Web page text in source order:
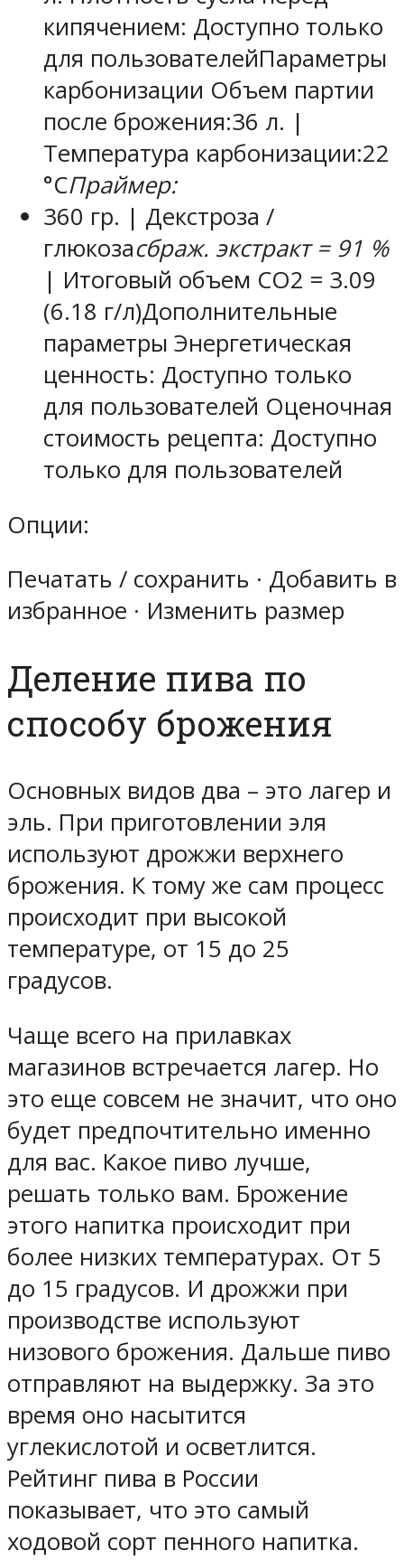
кипячением: Доступно только
для пользователейПараметры
карбонизации Объем партии
после брожения:36 л. |
Температура карбонизации:22
°СПраймер:
360 гр. | Декстроза /
глюкозасбраж. экстракт = 91 %
| Итоговый объем СO2 = 3.09
(6.18 г/л)Дополнительные
параметры Энергетическая
ценность: Доступно только
для пользователей Оценочная
стоимость рецепта: Доступно
только для пользователей
Опции:
Печатать / сохранить · Добавить в
избранное · Изменить размер
Деление пива по
способу брожения
Основных видов два – это лагер и
эль. При приготовлении эля
используют дрожжи верхнего
брожения. К тому же сам процесс
происходит при высокой
температуре, от 15 до 25
градусов.
Чаще всего на прилавках
магазинов встречается лагер. Но
это еще совсем не значит, что оно
будет предпочтительно именно
для вас. Какое пиво лучше,
решать только вам. Брожение
этого напитка происходит при
более низких температурах. От 5
до 15 градусов. И дрожжи при
производстве используют
низового брожения. Дальше пиво
отправляют на выдержку. За это
время оно насытится
углекислотой и осветлится.
Рейтинг пива в России
показывает, что это самый
ходовой сорт пенного напитка.